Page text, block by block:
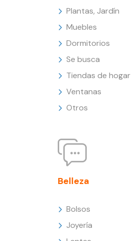
Plantas, Jardín
Muebles
Dormitorios
Se busca
Tiendas de hogar
Ventanas
Otros
Belleza
Bolsos
Joyería